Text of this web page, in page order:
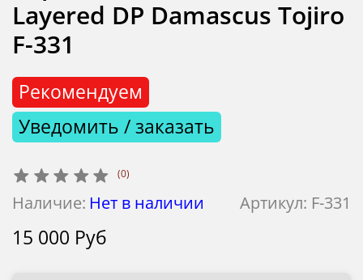
(0)
Артикул: F-331
Наличие: Нет в наличии
Рекомендуем
Уведомить / заказать
Layered DP Damascus Tojiro
F-331
15 000 Руб